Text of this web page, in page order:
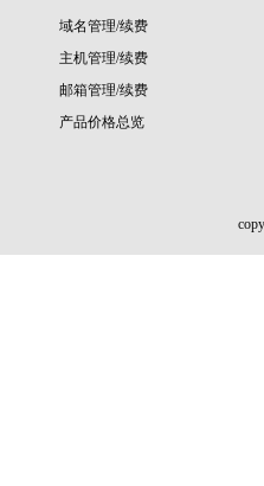
域名管理/续费
主机管理/续费
邮箱管理/续费
产品价格总览